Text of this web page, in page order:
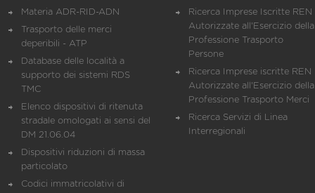
Materia ADR-RID-ADN
Trasporto delle merci
deperibili - ATP
Database delle località a
supporto dei sistemi RDS
TMC
Elenco dispositivi di ritenuta
stradale omologati ai sensi del
DM 21.06.04
Dispositivi riduzioni di massa
particolato
Codici immatricolativi di
Ricerca Imprese Iscritte REN
Autorizzate all'Esercizio della
Professione Trasporto
Persone
Ricerca Imprese iscritte REN
Autorizzate all'Esercizio della
Professione Trasporto Merci
Ricerca Servizi di Linea
Interregionali